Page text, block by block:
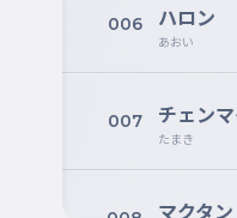
006 ハロン
あおい
007 チェン
たまき
マクタン